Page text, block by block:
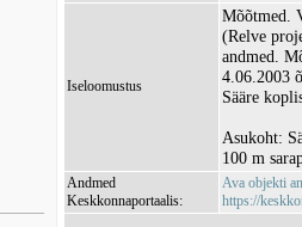
Iseloomustus
Mõõtmed.
(Relve
andmed.
4.06.2003
Sääre
Asukoht:
100 m
Andmed
Keskkonnaportaalis:
Ava objekti
https://